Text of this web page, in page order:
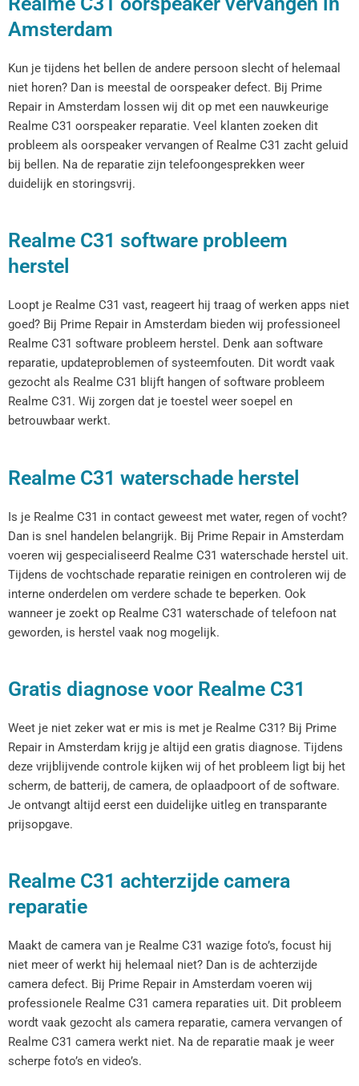
Amsterdam
Kun je tijdens het bellen de andere persoon slecht of helemaal
niet horen? Dan is meestal de oorspeaker defect. Bij Prime
Repair in Amsterdam lossen wij dit op met een nauwkeurige
Realme C31 oorspeaker reparatie. Veel klanten zoeken dit
probleem als oorspeaker vervangen of Realme C31 zacht geluid
bij bellen. Na de reparatie zijn telefoongesprekken weer
duidelijk en storingsvrij.
Realme C31 software probleem
herstel
Loopt je Realme C31 vast, reageert hij traag of werken apps niet
goed? Bij Prime Repair in Amsterdam bieden wij professioneel
Realme C31 software probleem herstel. Denk aan software
reparatie, updateproblemen of systeemfouten. Dit wordt vaak
gezocht als Realme C31 blijft hangen of software probleem
Realme C31. Wij zorgen dat je toestel weer soepel en
betrouwbaar werkt.
Realme C31 waterschade herstel
Is je Realme C31 in contact geweest met water, regen of vocht?
Dan is snel handelen belangrijk. Bij Prime Repair in Amsterdam
voeren wij gespecialiseerd Realme C31 waterschade herstel uit.
Tijdens de vochtschade reparatie reinigen en controleren wij de
interne onderdelen om verdere schade te beperken. Ook
wanneer je zoekt op Realme C31 waterschade of telefoon nat
geworden, is herstel vaak nog mogelijk.
Gratis diagnose voor Realme C31
Weet je niet zeker wat er mis is met je Realme C31? Bij Prime
Repair in Amsterdam krijg je altijd een gratis diagnose. Tijdens
deze vrijblijvende controle kijken wij of het probleem ligt bij het
scherm, de batterij, de camera, de oplaadpoort of de software.
Je ontvangt altijd eerst een duidelijke uitleg en transparante
prijsopgave.
Realme C31 achterzijde camera
reparatie
Maakt de camera van je Realme C31 wazige foto’s, focust hij
niet meer of werkt hij helemaal niet? Dan is de achterzijde
camera defect. Bij Prime Repair in Amsterdam voeren wij
professionele Realme C31 camera reparaties uit. Dit probleem
wordt vaak gezocht als camera reparatie, camera vervangen of
Realme C31 camera werkt niet. Na de reparatie maak je weer
scherpe foto’s en video’s.